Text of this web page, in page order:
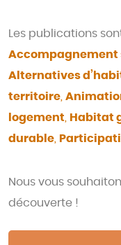
Les publications
Accompagnement
Alternatives
territoire,
logement, Habitat
durable,
Nous vous
découverte !